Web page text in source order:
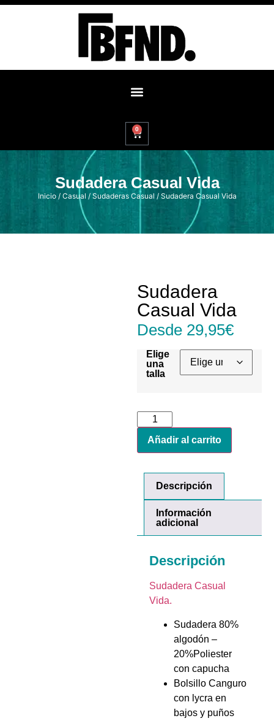
0
Sudadera Casual Vida
Inicio/ Casual / Sudaderas Casual / Sudadera Casual Vida
Sudadera
Casual Vida
Desde 29,95€
Elige
una
talla
Añadir al carrito
Descripción
Información
adicional
Descripción
Sudadera Casual
Vida.
Sudadera 80%
algodón –
20%Poliester
con capucha
Bolsillo Canguro
con lycra en
bajos y puños